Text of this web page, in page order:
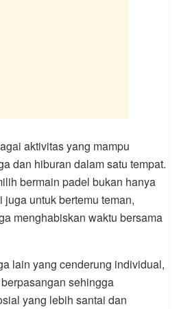
aktivitas yang mampu
dan hiburan dalam satu tempat.
bermain padel bukan hanya
untuk bertemu teman,
menghabiskan waktu bersama
lain yang cenderung individual,
sehingga
yang lebih santai dan